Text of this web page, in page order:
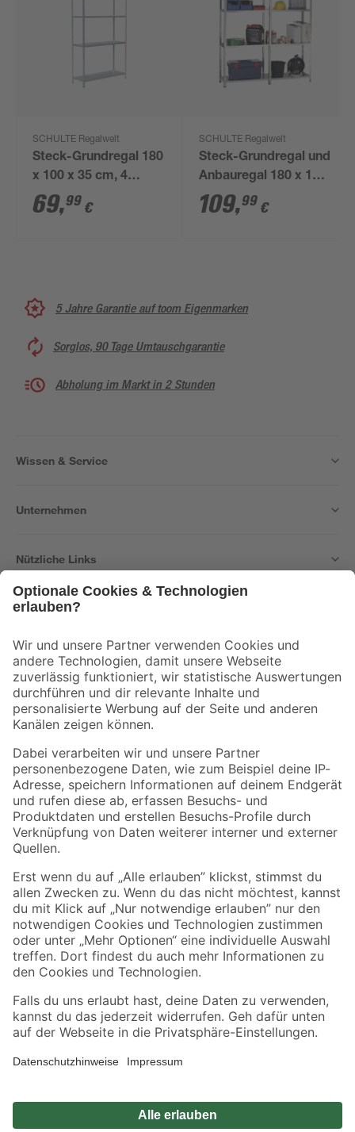
SCHULTE Regalwelt
Steck-Grundregal 180
x 100 x 35 cm, 4
Böden, verzinkt,
Tragkraft 340 kg
69,99 €
SCHULTE Regalwelt
Steck-Grundregal und
Anbauregal 180 x 160
x 35 cm, 8 Böden,
verzinkt, Tragkraft 340
109,99 €
5 Jahre Garantie auf toom Eigenmarken
Sorglos, 90 Tage Umtauschgarantie
Abholung im Markt in 2 Stunden
Wissen & Service
Unternehmen
Nützliche Links
Der toom Newsletter: Keine Angebote und Aktionen mehr verpassen!
Zur Newsletter Anmeldung
Folge uns
Zahlungsarten Versandarten
Sicher einkaufen
Jetzt die toom-App herunterladen
Alle Preisangaben in EUR inkl. gesetzl. MwSt.. Die dargestellten Angebote sind unter
Umständen nicht in allen Märkten verfügbar. Die angegebenen Verfügbarkeiten beziehen
Produkte nur solange der Vorrat reicht.
*Paketversand ab 59 € versandkostenfrei, gilt nicht für Artikel mit Speditionsversand, hier
Privatsphäre Impressum